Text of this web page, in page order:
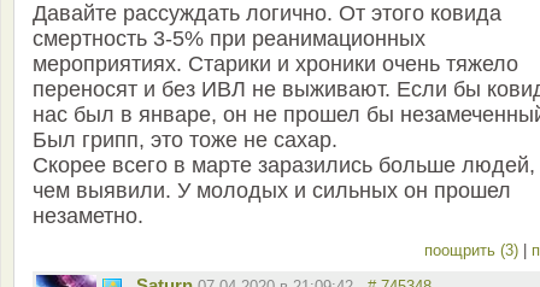
Давайте рассуждать логично. От этого ковида
смертность 3-5% при реанимационных
мероприятиях. Старики и хроники очень тяжело
переносят и без ИВЛ не выживают. Если бы
нас был в январе, он не прошел бы
Был грипп, это тоже не сахар.
Скорее всего в марте заразились больше людей,
чем выявили. У молодых и сильных он прошел
незаметно.
поощрить (3)